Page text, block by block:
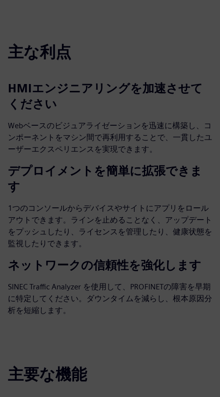
主な利点
HMIエンジニアリングを加速させて
ください
Webベースのビジュアライゼーションを迅速に構築し、コ
ンポーネントをマシン間で再利用することで、一貫したユ
ーザーエクスペリエンスを実現できます。
デプロイメントを簡単に拡張できま
す
1つのコンソールからデバイスやサイトにアプリをロール
アウトできます。ラインを止めることなく、アップデート
をプッシュしたり、ライセンスを管理したり、健康状態を
監視したりできます。
ネットワークの信頼性を強化します
SINEC Traffic Analyzer を使用して、PROFINETの障害を早期
に特定してください。ダウンタイムを減らし、根本原因分
析を短縮します。
主要な機能